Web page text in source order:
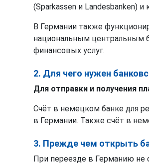
(Sparkassen и Landesbanken)
В Германии также
национальным центральным
финансовых услуг.
2. Для чего нужен
Для отправки и получения
Счёт в немецком банке для
в Германии. Также счёт в
3. Прежде чем открыть
При переезде в Германию не